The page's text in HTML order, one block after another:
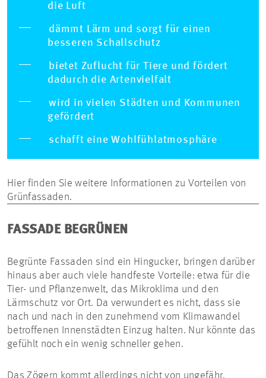
die Luft
dämmt Lärm und sorgt für einen
besseren Schallschutz
bietet Zuflucht für Tiere und fördert
dadurch die Artenvielfalt
wird in vielen Städten und Kommunen
gefördert
schafft eine Wohlfühlatmosphäre
Hier finden Sie weitere Informationen zu Vorteilen von
Grünfassaden.
FASSADE BEGRÜNEN
Begrünte Fassaden sind ein Hingucker, bringen darüber
hinaus aber auch viele handfeste Vorteile: etwa für die
Tier- und Pflanzenwelt, das Mikroklima und den
Lärmschutz vor Ort. Da verwundert es nicht, dass sie
nach und nach in den zunehmend vom Klimawandel
betroffenen Innenstädten Einzug halten. Nur könnte das
gefühlt noch ein wenig schneller gehen.
Das Zögern kommt allerdings nicht von ungefähr.